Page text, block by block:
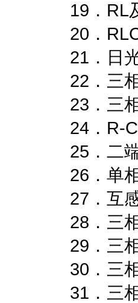
19．RL
20．
21．日
22．三
23．三
24．R-
25．二
26
27．互
28．三
29．三
30．三
31．三